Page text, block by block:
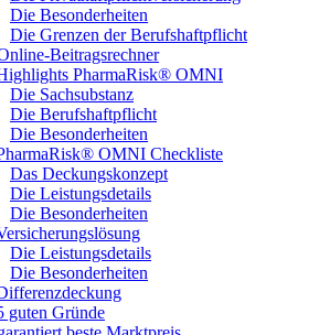
Die Besonderheiten
Die Grenzen der Berufshaftpflicht
Beitragsrechner
PharmaRisk® OMNI
Die Sachsubstanz
Die Berufshaftpflicht
Die Besonderheiten
OMNI Checkliste
Das Deckungskonzept
Die Leistungsdetails
Die Besonderheiten
Die Leistungsdetails
Die Besonderheiten
guten Gründe